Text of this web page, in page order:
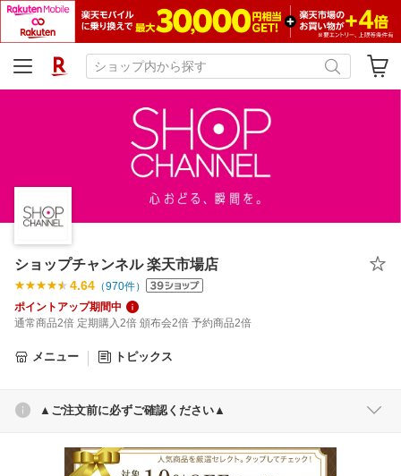
ショップチャンネル 楽天市場店
4.64 （970件）
ポイントアップ期間中
通常商品2倍 定期購入2倍 頒布会2倍 予約商品2倍
メニュー トピックス
▲ご注文前に必ずご確認ください▲